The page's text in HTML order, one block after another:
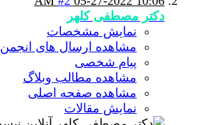
دکتر مصطفی کلهر
نمایش مشخصات
مشاهده ارسال های انجمن
پیام شخصی
مشاهده مطالب وبلاگ
مشاهده صفحه اصلی
نمایش مقالات